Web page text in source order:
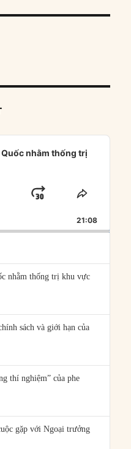
nhằm thống trị
JUMP
FORWARD
SHARE
21:08
nhằm thống trị khu vực
sách và giới hạn của
thí nghiệm” của phe
gặp với Ngoại trưởng